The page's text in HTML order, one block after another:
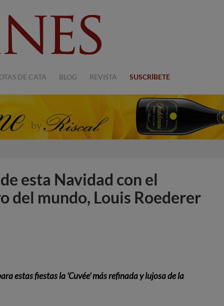
DE CATA BLOG REVISTA SUSCRÍBETE
esta Navidad con el
del mundo, Louis Roederer
estas fiestas la ‘Cuvée’ más refinada y lujosa de la